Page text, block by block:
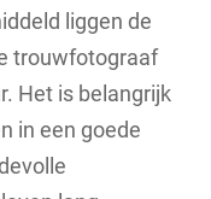
liggen de
trouwfotograaf
Het is belangrijk
in een goede